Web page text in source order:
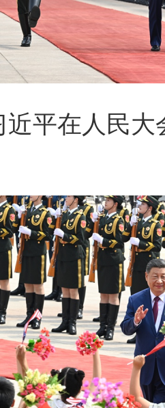
近平在人民